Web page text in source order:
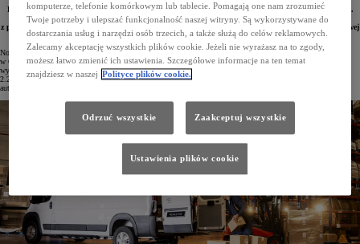
Ruszyła właśnie produkcja największego auta dostawczego Toyoty, nowego modelu PROACE MAX.
Samochód będzie dostępny w sześciu konfiguracjach przestrzeni ładunkowej jako furgon, a także
z podwoziem do dalszej zabudowy, z możliwością zamówienia fabrycznej otwartej skrzyni załadunkowej
oraz jedno- lub trójstronnej wywrotki. Cena auta będzie się zaczynała od 140 100 zł netto.
Nowa Toyota PROACE MAX jest produkowana w europejskich fabrykach Stellantisa zlokalizowanych
w Gliwicach oraz Atessie we Włoszech. W Polsce montowane są egzemplarze z napędem elektrycznym
wyposażone w baterie o pojemności 110 kWh, natomiast włoskie zakłady dostarczają modele z silnikami
2.2 D-4D o mocy od 120 do 180 KM współpracującymi z 6-biegową skrzynią manualną lub 8-biegowym
automatem.
komputerze, telefonie komórkowym lub tablecie. Pomagają one nam zrozumieć
Twoje potrzeby i ulepszać funkcjonalność naszej witryny. Są wykorzystywane do
dostarczania usług i narzędzi osób trzecich, a także służą do celów reklamowych.
Zalecamy akceptację wszystkich plików cookie. Jeżeli nie wyrażasz na to zgody,
możesz łatwo zmienić ich ustawienia. Szczegółowe informacje na ten temat
znajdziesz w naszej Polityce plików cookie.
Odrzuć wszystkie Zaakceptuj wszystkie
Ustawienia plików cookie